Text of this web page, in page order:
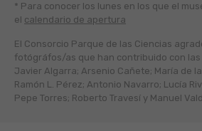
* Para conocer los lunes en los que el
el calendario de apertura
El Consorcio Parque de las Ciencias
fotógráfos/as que han contribuido con las
Javier Algarra; Arsenio Cañete; María de
Ramón L. Pérez; Antonio Navarro; Lucía
Pepe Torres; Roberto Travesí y Manuel